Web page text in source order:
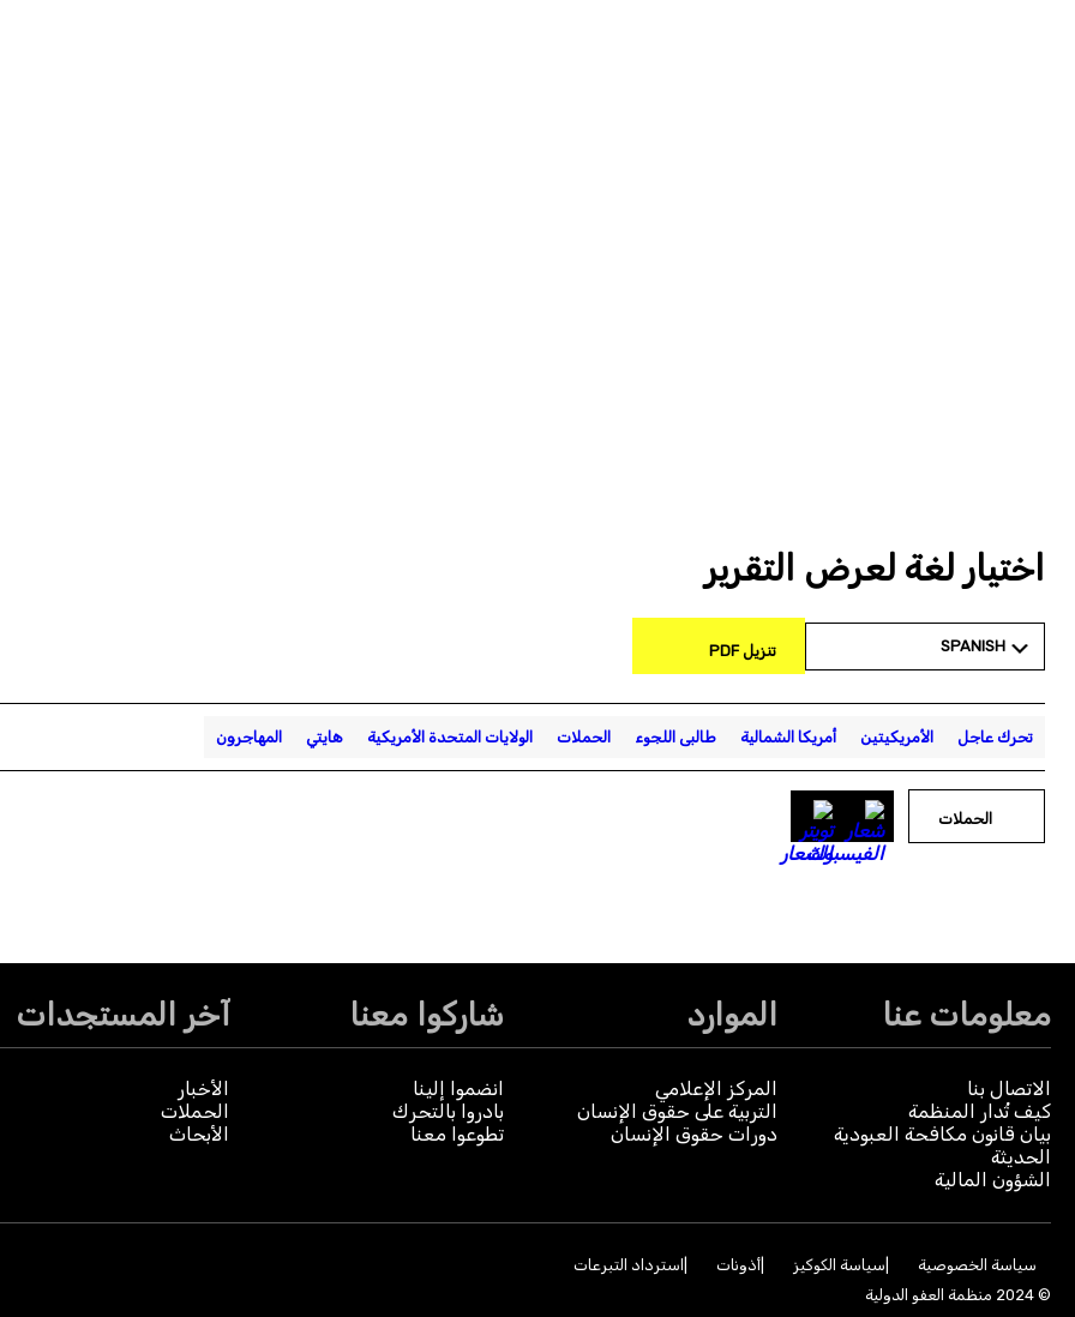
اختيار لغة لعرض التقرير
SPANISH تنزيل PDF
تحرك عاجل الأمريكيتين أمريكا الشمالية طالبى اللجوء الحملات الولايات المتحدة الأمريكية هايتي المهاجرون
الحملات
معلومات عنا
الاتصال بنا
كيف تُدار المنظمة
بيان قانون مكافحة العبودية
الحديثة
الشؤون المالية
الموارد
المركز الإعلامي
التربية على حقوق الإنسان
دورات حقوق الإنسان
شاركوا معنا
انضموا إلينا
بادروا بالتحرك
تطوعوا معنا
آخر المستجدات
الأخبار
الحملات
الأبحاث
سياسة الخصوصية سياسة الكوكيز أذونات
استرداد التبرعات
© 2024 منظمة العفو الدولية